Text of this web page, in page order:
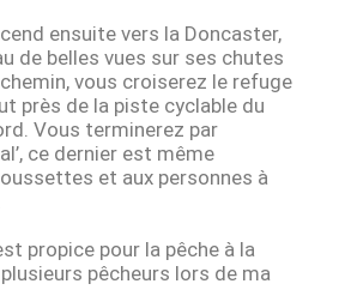
ensuite vers la Doncaster,
de belles vues sur ses chutes
vous croiserez le refuge
près de la piste cyclable du
Vous terminerez par
ce dernier est même
et aux personnes à
propice pour la pêche à la
pêcheurs lors de ma